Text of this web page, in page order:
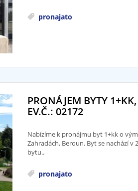
pronajato
PRONÁJEM BYTY
EV.Č.: 02172
Nabízíme k pronájmu byt 1+kk o
Zahradách, Beroun. Byt se nachází v
bytu..
pronajato